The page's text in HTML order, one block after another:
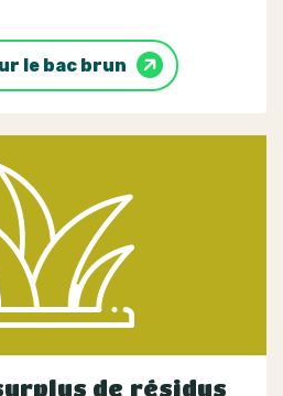
le bac brun
de résidus